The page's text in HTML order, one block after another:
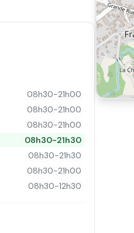
08h30-21h00
08h30-21h00
08h30-21h00
08h30-21h30
08h30-21h30
08h30-21h00
08h30-12h30